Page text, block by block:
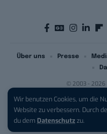
Wir benutzen Cookies, um die
Website zu verbessern. Durch
du dem Datenschutzzu.
© 2003 - 2026
Über uns Presse
iPhone 17 Pro
200 €